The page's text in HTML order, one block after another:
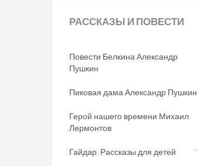
РАССКАЗЫ И ПОВЕСТИ
Повести Белкина Александр
Пушкин
Пиковая дама Александр Пушкин
Герой нашего времени Михаил
Лермонтов
Гайдар. Рассказы для детей